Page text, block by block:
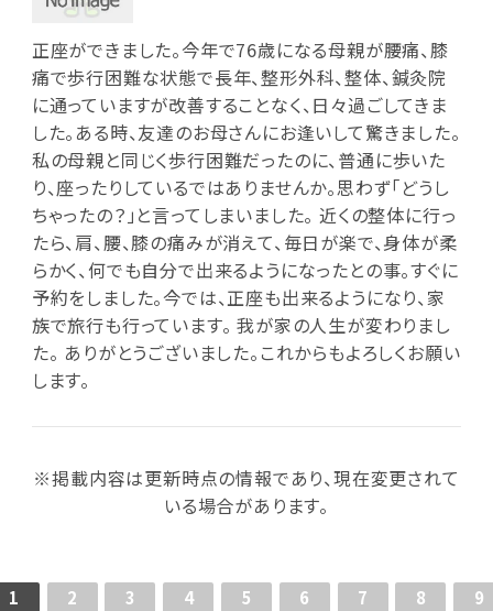
正座ができました。今年で76歳になる母親が腰痛、膝
痛で歩行困難な状態で長年、整形外科、整体、鍼灸院
に通っていますが改善することなく、日々過ごしてきま
した。ある時、友達のお母さんにお逢いして驚きました。
私の母親と同じく歩行困難だったのに、普通に歩いた
り、座ったりしているではありませんか。思わず「どうし
ちゃったの？」と言ってしまいました。 近くの整体に行っ
たら、肩、腰、膝の痛みが消えて、毎日が楽で、身体が柔
らかく、何でも自分で出来るようになったとの事。すぐに
予約をしました。今では、正座も出来るようになり、家
族で旅行も行っています。 我が家の人生が変わりまし
た。 ありがとうございました。これからもよろしくお願い
します。
※掲載内容は更新時点の情報であり、現在変更されて
いる場合があります。
1 2 3 4 5 6 7 8 9